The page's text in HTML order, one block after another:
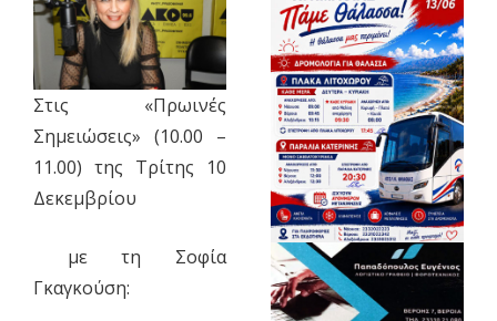
Στις «Πρωινές
Σημειώσεις» (10.00 –
11.00) της Τρίτης 10
Δεκεμβρίου
με τη Σοφία
Γκαγκούση: